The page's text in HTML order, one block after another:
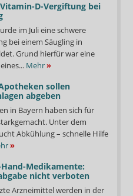
BMG auf Nachfragen zur Einmischung des
ist – wie alle Gesetzentwürfe der
an der Abstimmung beteiligt.“
D-Vergiftung bei
im Juli eine schwere
bei einem Säugling in
Grund hierfür war eine
Mehr»
sollen
abgeben
in Bayern haben sich für
Unter dem
Abkühlung – schnelle Hilfe
»
Hand-Medikamente:
nicht verboten
Arzneimittel werden in der